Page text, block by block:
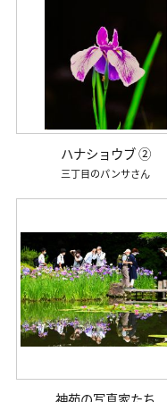
ハナショウブ ②
三丁目のパンサ